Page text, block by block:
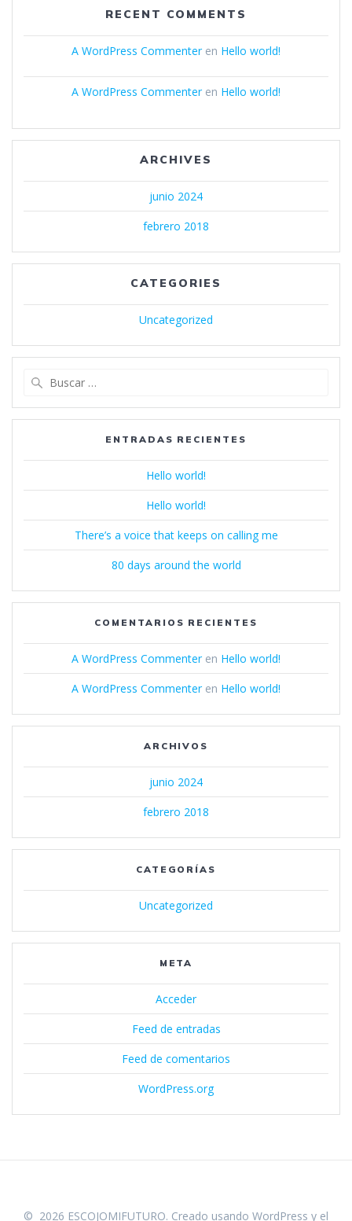
RECENT COMMENTS
A WordPress Commenteren Hello world!
A WordPress Commenteren Hello world!
ARCHIVES
junio 2024
febrero 2018
CATEGORIES
Uncategorized
ENTRADAS RECIENTES
Hello world!
Hello world!
There’s a voice that keeps on calling me
80 days around the world
COMENTARIOS RECIENTES
A WordPress Commenteren Hello world!
A WordPress Commenteren Hello world!
ARCHIVOS
junio 2024
febrero 2018
CATEGORÍAS
Uncategorized
META
Acceder
Feed de entradas
Feed de comentarios
WordPress.org
© 2026 ESCOJOMIFUTURO. Creado usando WordPress y el